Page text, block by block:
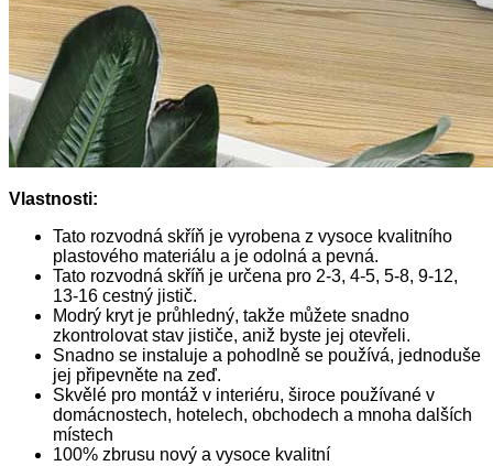
Vlastnosti:
Tato rozvodná skříň je vyrobena z vysoce kvalitního
plastového materiálu a je odolná a pevná.
Tato rozvodná skříň je určena pro 2-3, 4-5, 5-8, 9-12,
13-16 cestný jistič.
Modrý kryt je průhledný, takže můžete snadno
zkontrolovat stav jističe, aniž byste jej otevřeli.
Snadno se instaluje a pohodlně se používá, jednoduše
jej připevněte na zeď.
Skvělé pro montáž v interiéru, široce používané v
domácnostech, hotelech, obchodech a mnoha dalších
místech
100% zbrusu nový a vysoce kvalitní